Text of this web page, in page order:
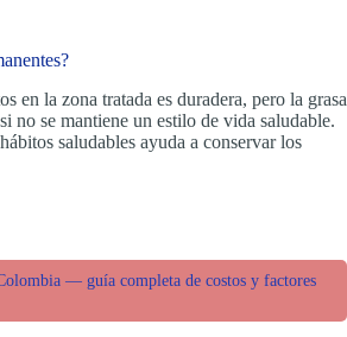
en la zona tratada es duradera, pero la grasa
no se mantiene un estilo de vida saludable.
saludables ayuda a conservar los
— guía completa de costos y factores